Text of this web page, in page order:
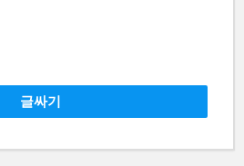
글싸기